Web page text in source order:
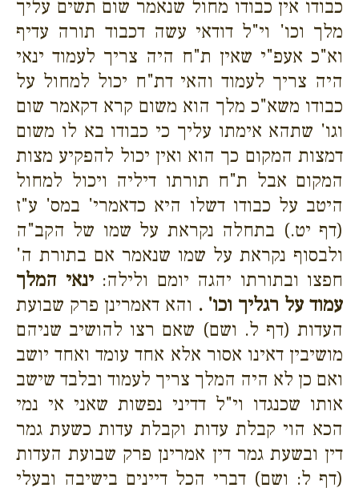
כבודו אין כבודו מחול שנאמר שום תשים עליך
מלך וכו' וי"ל דודאי עשה דכבוד תורה עדיף
וא"כ אעפ"י שאין ת"ח היה צריך לעמוד ינאי
היה צריך לעמוד והאי דת"ח יכול למחול על
כבודו משא"כ מלך הוא משום קרא דקאמר שום
וגו' שתהא אימתו עליך כי כבודו בא לו משום
דמצות המקום כך הוא ואין יכול להפקיע מצות
המקום אבל ת"ח תורתו דיליה ויכול למחול
היטב על כבודו דשלו היא כדאמרי' במס' ע"ז
(דף יט.) בתחלה נקראת על שמו של הקב"ה
ולבסוף נקראת על שמו שנאמר אם בתורת ה'
חפצו ובתורתו יהגה יומם ולילה:ינאי המלך
עמוד על רגליך וכו' . והא דאמרינן פרק שבועת
העדות (דף ל. ושם) שאם רצו להושיב שניהם
מושיבין דאינו אסור אלא אחד עומד ואחד יושב
ואם כן לא היה המלך צריך לעמוד ובלבד שישב
אותו שכנגדו וי"ל דדיני נפשות שאני אי נמי
הכא הוי קבלת עדות וקבלת עדות כשעת גמר
דין ובשעת גמר דין אמרינן פרק שבועת העדות
(דף ל: ושם) דברי הכל דיינים בישיבה ובעלי